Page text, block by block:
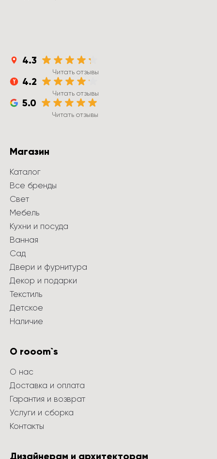
4.3
Читать отзывы
4.2
Читать отзывы
5.0
Читать отзывы
Магазин
Каталог
Все бренды
Свет
Мебель
Кухни и посуда
Ванная
Сад
Двери и фурнитура
Декор и подарки
Текстиль
Детское
Наличие
О rooom`s
О нас
Доставка и оплата
Гарантия и возврат
Услуги и сборка
Контакты
Дизайнерам и архитекторам